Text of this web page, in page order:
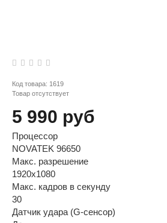
Код товара: 1619
Товар отсутствует
5 990 руб
Процессор
NOVATEK 96650
Макс. разрешение
1920x1080
Макс. кадров в секунду
30
Датчик удара (G-сенсор)